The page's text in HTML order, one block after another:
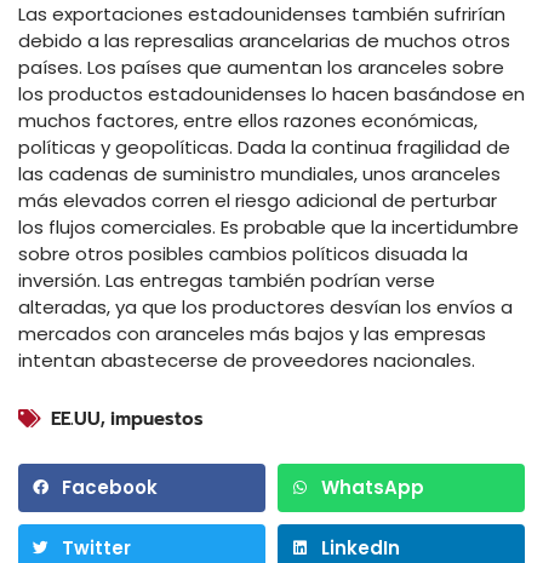
Las exportaciones estadounidenses también sufrirían
debido a las represalias arancelarias de muchos otros
países. Los países que aumentan los aranceles sobre
los productos estadounidenses lo hacen basándose en
muchos factores, entre ellos razones económicas,
políticas y geopolíticas. Dada la continua fragilidad de
las cadenas de suministro mundiales, unos aranceles
más elevados corren el riesgo adicional de perturbar
los flujos comerciales. Es probable que la incertidumbre
sobre otros posibles cambios políticos disuada la
inversión. Las entregas también podrían verse
alteradas, ya que los productores desvían los envíos a
mercados con aranceles más bajos y las empresas
intentan abastecerse de proveedores nacionales.
EE.UU,impuestos
Facebook WhatsApp
Twitter LinkedIn